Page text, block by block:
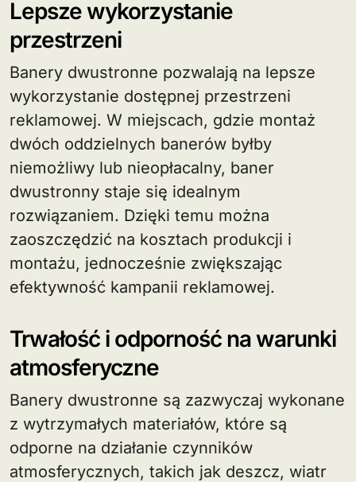
Lepsze wykorzystanie
przestrzeni
Banery dwustronne pozwalają na lepsze
wykorzystanie dostępnej przestrzeni
reklamowej. W miejscach, gdzie montaż
dwóch oddzielnych banerów byłby
niemożliwy lub nieopłacalny, baner
dwustronny staje się idealnym
rozwiązaniem. Dzięki temu można
zaoszczędzić na kosztach produkcji i
montażu, jednocześnie zwiększając
efektywność kampanii reklamowej.
Trwałość i odporność na warunki
atmosferyczne
Banery dwustronne są zazwyczaj wykonane
z wytrzymałych materiałów, które są
odporne na działanie czynników
atmosferycznych, takich jak deszcz, wiatr